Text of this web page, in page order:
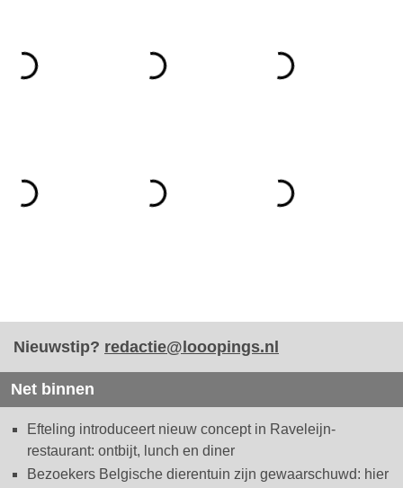
Nieuwstip? redactie@looopings.nl
Net binnen
Efteling introduceert nieuw concept in Raveleijn-
restaurant: ontbijt, lunch en diner
Bezoekers Belgische dierentuin zijn gewaarschuwd: hier